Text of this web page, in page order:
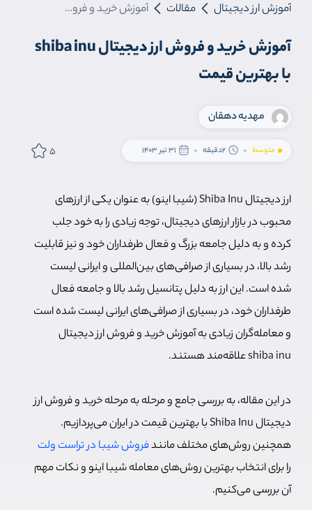
آموزش ارز دیجیتال مقالات آموزش خرید و فروش ارز دیجیتال shiba inu با بهترین قیمت
آموزش خرید و فروش ارز دیجیتال shiba inu
با بهترین قیمت
مهدیه دهقان
متوسط 2دقیقه 31 تیر 1403 5
ارز دیجیتال Shiba Inu (شیبا اینو) به عنوان یکی از ارزهای
محبوب در بازار ارزهای دیجیتال، توجه زیادی را به خود جلب
کرده و به دلیل جامعه بزرگ و فعال طرفداران خود و نیز قابلیت
رشد بالا، در بسیاری از صرافی‌های بین‌المللی و ایرانی لیست
شده است. این ارز به دلیل پتانسیل رشد بالا و جامعه فعال
طرفداران خود، در بسیاری از صرافی‌های ایرانی لیست شده است
و معامله‌گران زیادی به آموزش خرید و فروش ارز دیجیتال
shiba inu علاقه‌مند هستند.
در این مقاله، به بررسی جامع و مرحله به مرحله خرید و فروش ارز
دیجیتال Shiba Inu با بهترین قیمت در ایران می‌پردازیم.
همچنین روش‌های مختلف مانندفروش شیبا در تراست ولت
را برای انتخاب بهترین روش‌های معامله شیبا اینو و نکات مهم
آن بررسی می‌کنیم.